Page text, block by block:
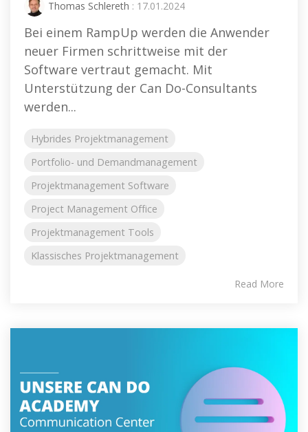
Thomas Schlereth : 17.01.2024
Bei einem RampUp werden die Anwender
neuer Firmen schrittweise mit der
Software vertraut gemacht. Mit
Unterstützung der Can Do-Consultants
werden...
Hybrides Projektmanagement
Portfolio- und Demandmanagement
Projektmanagement Software
Project Management Office
Projektmanagement Tools
Klassisches Projektmanagement
Read More